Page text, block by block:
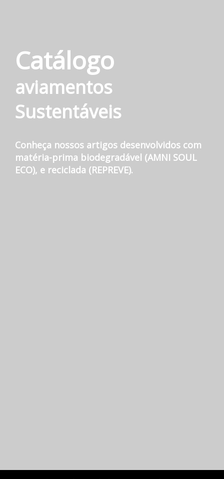
Catálogo
aviamentos
Sustentáveis
Conheça nossos artigos desenvolvidos com
matéria-prima biodegradável (AMNI SOUL
ECO), e reciclada (REPREVE).